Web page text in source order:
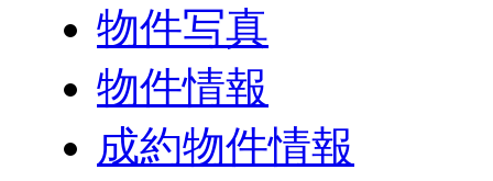
物件写真
物件情報
成約物件情報